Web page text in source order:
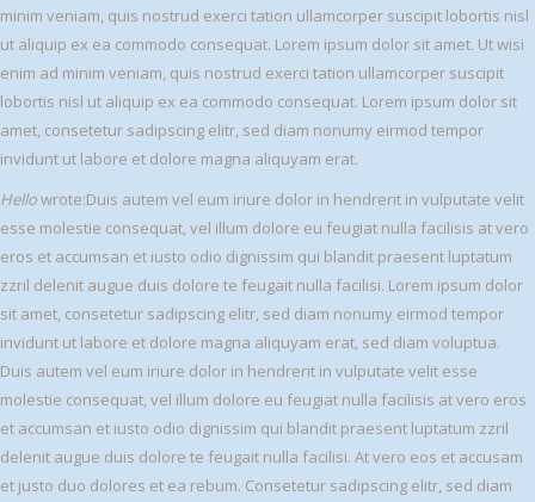
minim veniam, quis nostrud exerci tation ullamcorper suscipit lobortis nisl
ut aliquip ex ea commodo consequat. Lorem ipsum dolor sit amet. Ut wisi
enim ad minim veniam, quis nostrud exerci tation ullamcorper suscipit
lobortis nisl ut aliquip ex ea commodo consequat. Lorem ipsum dolor sit
amet, consetetur sadipscing elitr, sed diam nonumy eirmod tempor
invidunt ut labore et dolore magna aliquyam erat.
Hellowrote:Duis autem vel eum iriure dolor in hendrerit in vulputate velit
esse molestie consequat, vel illum dolore eu feugiat nulla facilisis at vero
eros et accumsan et iusto odio dignissim qui blandit praesent luptatum
zzril delenit augue duis dolore te feugait nulla facilisi. Lorem ipsum dolor
sit amet, consetetur sadipscing elitr, sed diam nonumy eirmod tempor
invidunt ut labore et dolore magna aliquyam erat, sed diam voluptua.
Duis autem vel eum iriure dolor in hendrerit in vulputate velit esse
molestie consequat, vel illum dolore eu feugiat nulla facilisis at vero eros
et accumsan et iusto odio dignissim qui blandit praesent luptatum zzril
delenit augue duis dolore te feugait nulla facilisi. At vero eos et accusam
et justo duo dolores et ea rebum. Consetetur sadipscing elitr, sed diam